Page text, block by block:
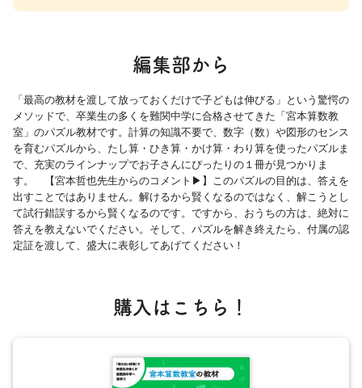
編集部から
「最高の教材を渡して放っておくだけで子どもは伸びる」という驚愕の
メソッドで、卒業生の多くを難関中学に合格させてきた「宮本算数教
室」のパズル教材です。計算の知識不要で、数字（数）や図形のセンス
を育むパズルから、たし算・ひき算・かけ算・わり算を使ったパズルま
で、充実のラインナップでお子さんにぴったりの１冊が見つかりま
す。 【宮本哲也先生からのコメント▶︎】このパズルの目的は、答えを
出すことではありません。解けるから賢くなるのではなく、解こうとし
て試行錯誤するから賢くなるのです。ですから、おうちの方は、絶対に
答えを教えないでください。そして、パズルを解き終えたら、付属の認
定証を渡して、盛大に表彰してあげてください！
購入はこちら！